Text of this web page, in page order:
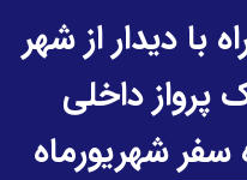
با دیدار از شهر
پرواز داخلی
سفر شهریورماه